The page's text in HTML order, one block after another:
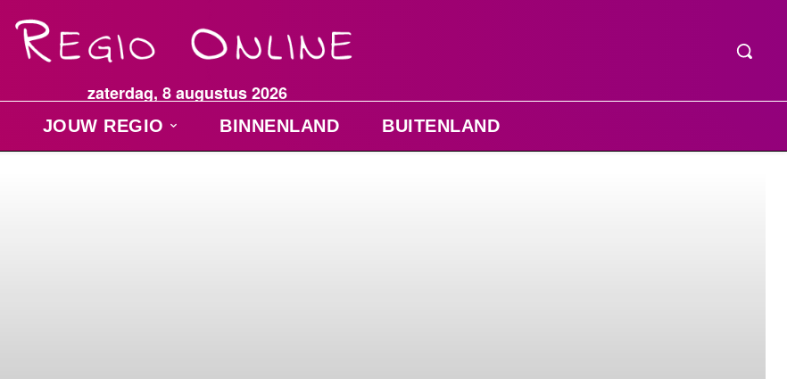
zaterdag, 8 augustus 2026
JOUW REGIO BINNENLAND BUITENLAND